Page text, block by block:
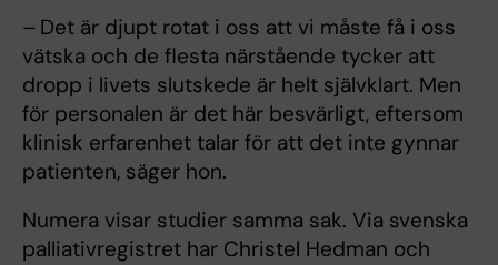
– Det är djupt rotat i oss att vi måste få i oss
vätska och de flesta närstående tycker att
dropp i livets slutskede är helt självklart. Men
för personalen är det här besvärligt, eftersom
klinisk erfarenhet talar för att det inte gynnar
patienten, säger hon.
Numera visar studier samma sak. Via svenska
palliativregistret har Christel Hedman och